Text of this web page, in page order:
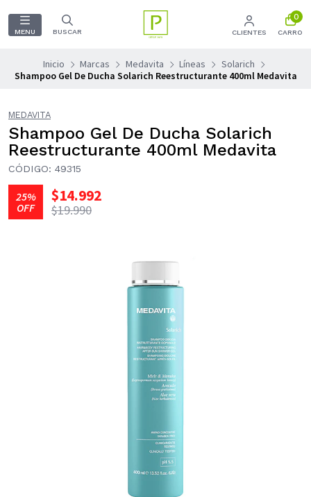
MENU BUSCAR CLIENTES
0
CARRO
Inicio Marcas Medavita Líneas
Solarich
Shampoo Gel De Ducha Solarich Reestructurante 400ml Medavita
MEDAVITA
Shampoo Gel De Ducha Solarich
Reestructurante 400ml Medavita
CÓDIGO: 49315
25%
OFF
$14.992
$19.990